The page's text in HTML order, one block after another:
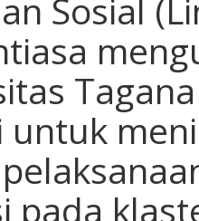
Sosial
untuk
pada